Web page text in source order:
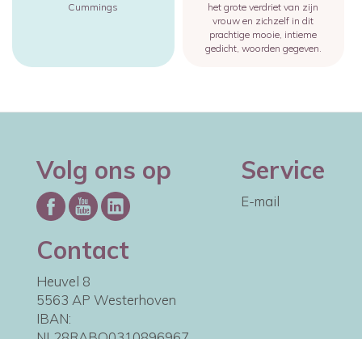
Cummings
het grote verdriet van zijn
vrouw en zichzelf in dit
prachtige mooie, intieme
gedicht, woorden gegeven.
Volg ons op
Contact
Heuvel 8
5563 AP Westerhoven
IBAN:
Service
E-mail